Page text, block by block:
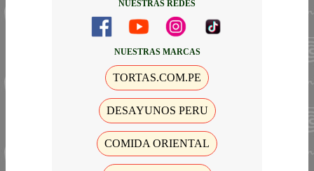
NUESTRAS REDES
NUESTRAS MARCAS
TORTAS.COM.PE
DESAYUNOS PERU
COMIDA ORIENTAL